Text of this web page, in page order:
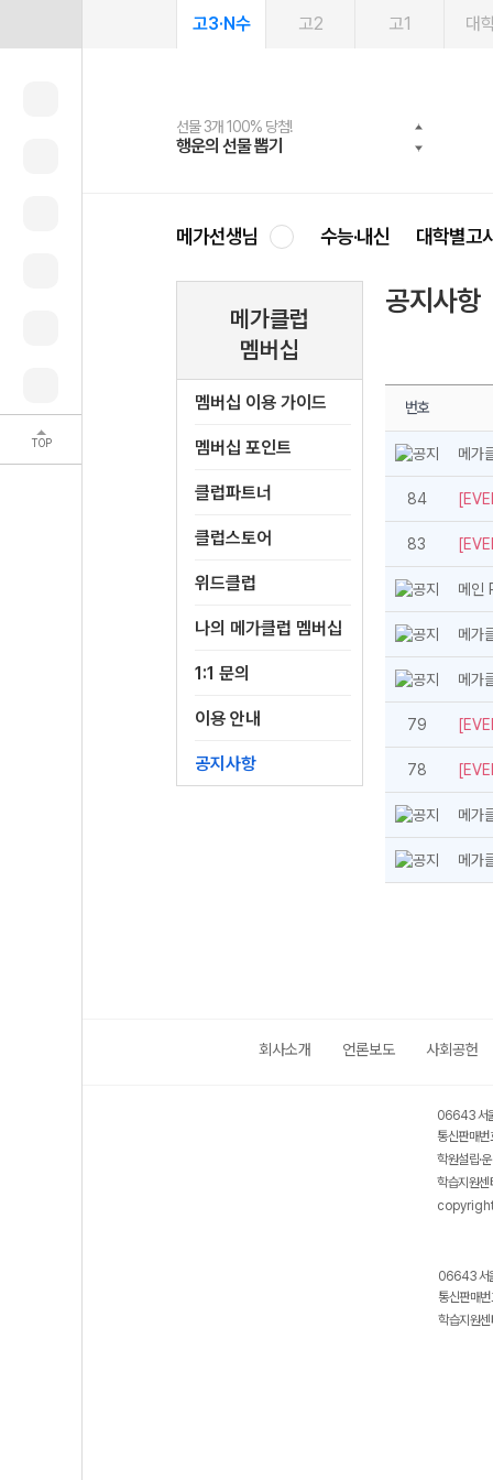
TOP
고3·N수 고2 고1 대
선물 3개 100% 당첨!
행운의 선물 뽑기
선물 100% 증정!
메가스터디 X 올리브
2027 러셀 단과
강사 공개선발
스마트러닝앱
설문 EVENT
메가패스
3일 무료 체험권
메가패스 수강생 무료혜택!
메가클럽 멤버십
사회공헌 캠페인
희망이룸 메가나눔
메가선생님 수능·내신 대학별고
메가클럽
멤버십
멤버십 이용 가이드
멤버십 포인트
클럽파트너
클럽스토어
위드클럽
나의 메가클럽 멤버십
1:1 문의
이용 안내
공지사항
공지사항
번호
메가
84
83
메인
메가
메가
79
78
메가
메가
회사소개 언론보도 사회공헌
06643 서
통신판매
학원설립·
학습지원
06643 서
통신판매
학습지원